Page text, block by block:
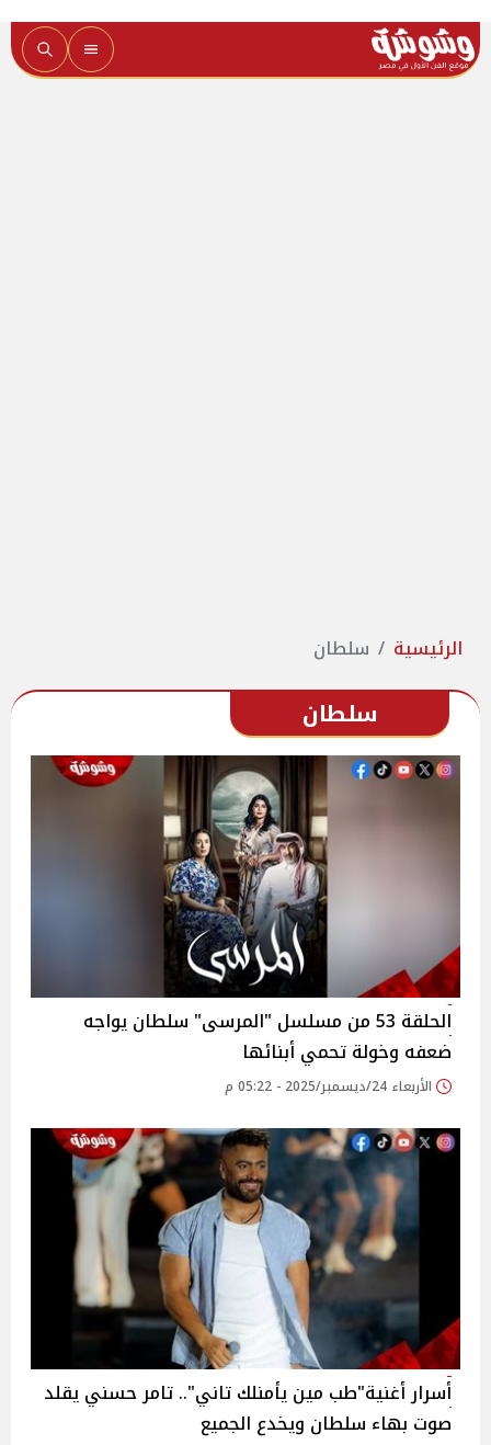
الرئيسية سلطان
سلطان
الحلقة 53 من مسلسل "المرسى" سلطان يواجه
ضعفه وخولة تحمي أبنائها
الأربعاء 24/ديسمبر/2025 - 05:22 م
أسرار أغنية"طب مين يأمنلك تاني".. تامر حسني يقلد
صوت بهاء سلطان ويخدع الجميع ‎